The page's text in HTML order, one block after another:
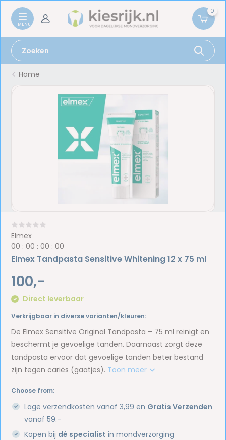
0
Home
Elmex
00 :00 :00 :00
Elmex Tandpasta Sensitive Whitening 12 x 75 ml
100,-
Direct leverbaar
Verkrijgbaar in diverse varianten/kleuren:
De Elmex Sensitive Original Tandpasta – 75 ml reinigt en
beschermt je gevoelige tanden. Daarnaast zorgt deze
tandpasta ervoor dat gevoelige tanden beter bestand
zijn tegen cariës (gaatjes). Toon meer
Choose from:
Lage verzendkosten vanaf 3,99 en Gratis Verzenden
vanaf 59.-
Kopen bij dé specialist in mondverzorging